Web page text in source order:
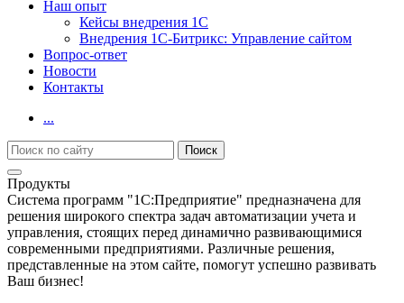
Наш опыт
Кейсы внедрения 1С
Внедрения 1С-Битрикс: Управление сайтом
Вопрос-ответ
Новости
Контакты
...
Продукты
Система программ "1С:Предприятие" предназначена для
решения широкого спектра задач автоматизации учета и
управления, стоящих перед динамично развивающимися
современными предприятиями. Различные решения,
представленные на этом сайте, помогут успешно развивать
Ваш бизнес!